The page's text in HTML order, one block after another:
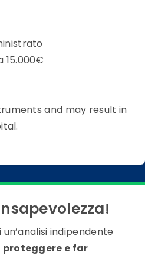
15.000€
and may result in
indipendente
proteggere e far